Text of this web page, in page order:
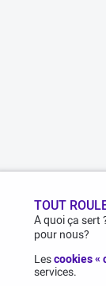
TOUT
A quoi ça sert
pour nous?
Lescookies «
services.